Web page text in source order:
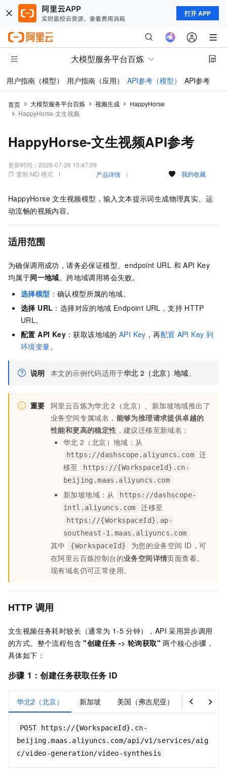
打开 APP
大模型服务平台百炼
用户指南（模型） 用户指南（应用） API参考（模型） API参考（应
首页 大模型服务平台百炼 视频生成
HappyHorse
HappyHorse-文生视频
HappyHorse-文生视频API参考
更新时间： 2026-07-29 15:47:09
复制 MD 格式
产品详情 我的收藏
HappyHorse 文生视频模型，输入文本提示词生成物理真实、运
动流畅的视频内容。
适用范围
为确保调用成功，请务必保证模型、endpoint URL 和 API Key
均属于同一地域。跨地域调用将会失败。
选择模型 ：确认模型所属的地域。
选择 URL ：选择对应的地域 Endpoint URL，支持 HTTP
URL。
配置 API Key ：获取该地域的 API Key ，再配置 API Key 到
环境变量。
说明 本文的示例代码适用于华北 2（北京）地域。
重要 阿里云百炼为华北 2（北京）、新加坡地域推出了
业务空间专属域名， 能够为推理请求提供卓越的
性能和更高的稳定性 ，建议迁移至新域名：
华北 2（北京）地域：从
https://dashscope.aliyuncs.com
迁
移至
https://{WorkspaceId}.cn-
beijing.maas.aliyuncs.com
新加坡地域：从
https://dashscope-
intl.aliyuncs.com
迁移至
https://{WorkspaceId}.ap-
southeast-1.maas.aliyuncs.com
其中 {WorkspaceId}
为您的业务空间 ID，可
在阿里云百炼控制台的业务空间详情页面查看。
现有域名仍可正常使用。
HTTP 调用
文生视频任务耗时较长（通常为 1-5 分钟），API 采用异步调用
的方式。整个流程包含"创建任务 -> 轮询获取" 两个核心步骤，
具体如下：
步骤 1：创建任务获取任务 ID
华北2（北京） 新加坡 美国（弗吉尼亚） 德国（法
POST https://{WorkspaceId}.cn-
beijing.maas.aliyuncs.com/api/v1/services/aig
c/video-generation/video-synthesis